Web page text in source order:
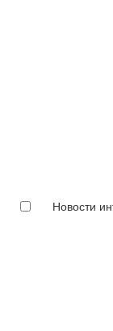
Новости